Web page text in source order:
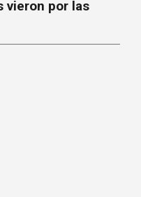
vieron por las